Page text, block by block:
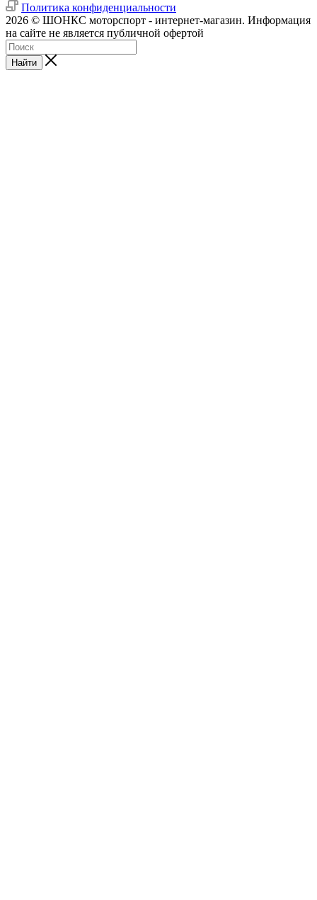
Политика конфиденциальности
2026 © ШОНКС моторспорт - интернет-магазин. Информация
на сайте не является публичной офертой
Найти